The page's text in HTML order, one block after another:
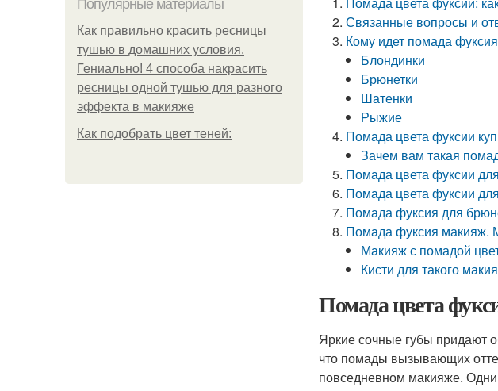
Популярные материалы
Как правильно красить ресницы
тушью в домашних условия.
Гениально! 4 способа накрасить
ресницы одной тушью для разного
эффекта в макияже
Как подобрать цвет теней:
Связанные вопросы и
Кому идет помада
Блондинки
Брюнетки
Шатенки
Рыжие
Помада цвета фуксии
Зачем вам такая
Помада цвета фуксии
Помада цвета фуксии
Помада фуксия для
Помада фуксия макияж.
Макияж с помадой
Кисти для такого
Помада цвета
Яркие сочные губы придают
что помады вызывающих
повседневном макияже.